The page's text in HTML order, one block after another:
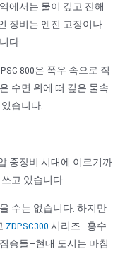
에서는 물이 깊고 잔해
장비는 엔진 고장이나
다.
800은 폭우 속으로 직
수면 위에 떠 깊은 물속
습니다.
중장비 시대에 이르기까
고 있습니다.
수는 없습니다. 하지만
ZDPSC300 시리즈—홍수
승들—현대 도시는 마침